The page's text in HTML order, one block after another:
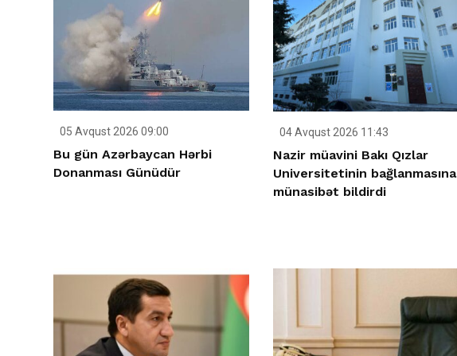
05 Avqust 2026 09:00
Bu gün Azərbaycan Hərbi
Donanması Günüdür
04 Avqust 2026 11:43
Nazir müavini Bakı Qızlar
Universitetinin bağlanmasına
münasibət bildirdi